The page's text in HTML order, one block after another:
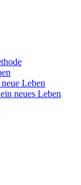
Leben
neues Leben